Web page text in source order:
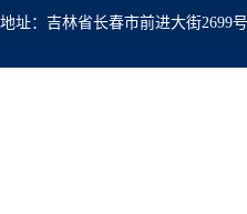
地址：吉林省长春市前进大街2699